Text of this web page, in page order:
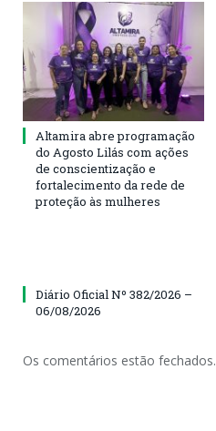
Altamira abre programação
do Agosto Lilás com ações
de conscientização e
fortalecimento da rede de
proteção às mulheres
Diário Oficial Nº 382/2026 –
06/08/2026
Os comentários estão fechados.